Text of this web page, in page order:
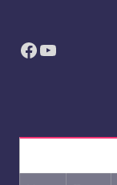
Facebook
YouTube